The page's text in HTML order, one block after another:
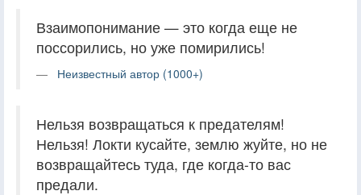
Взаимопонимание — это когда еще не
поссорились, но уже помирились!
Неизвестный автор (1000+)
Нельзя возвращаться к предателям!
Нельзя! Локти кусайте, землю жуйте, но не
возвращайтесь туда, где когда-то вас
предали.